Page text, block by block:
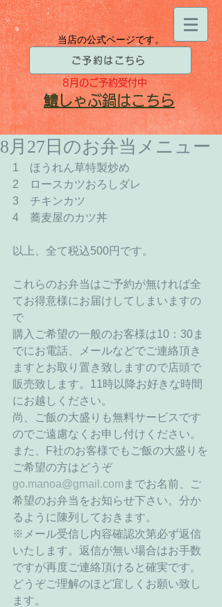
当店の公式ページです。
ご予約はこちら
8月のご予約受付中
​鱧しゃぶ鍋はこちら
8月27日のお弁当メニュー
1　ほうれん草特製炒め
2　ロースカツおろしダレ
3　チキンカツ
4　蕎麦屋のカツ丼
以上、全て税込500円です。
これらのお弁当はご予約が無ければ全
てお得意様にお届けしてしまいますの
で
購入ご希望の一般のお客様は10：30ま
でにお電話、メールなどでご連絡頂き
ますとお取り置き致しますので店頭で
販売致します。11時以降お好きな時間
にお越しください。
尚、ご飯の大盛りも無料サービスです
のでご遠慮なくお申し付けください。
また、F社のお客様でもご飯の大盛りを
ご希望の方はどうぞ
go.manoa@gmail.com までお名前、ご
希望のお弁当をお知らせ下さい。分か
るように陳列しておきます。
※メール受信し内容確認次第必ず返信
いたします。返信が無い場合はお手数
ですが再度ご連絡頂けると確実です。
どうぞご理解のほど宜しくお願い致し
ます。